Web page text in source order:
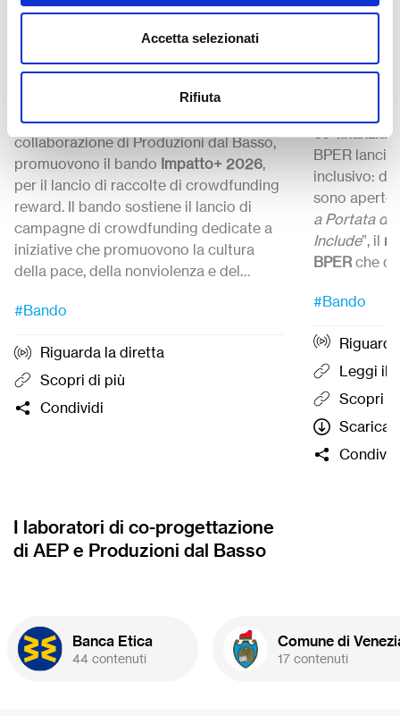
Accetta selezionati
Rifiuta
la Pace” – Call di
crowdfunding del Gruppo
Banca Etica
Banca Etica ed Etica Sgr, con la
collaborazione di Produzioni dal Basso,
promuovono il bando Impatto+ 2026,
per il lancio di raccolte di crowdfunding
reward. Il bando sostiene il lancio di
campagne di crowdfunding dedicate a
iniziative che promuovono la cultura
della pace, della nonviolenza e del
ore 12:00 del
#Bando
Riguarda la diretta
Scopri di più
Condividi
Lo sport
BPER
co-
BPER
inclusivo:
sono aperte
a Portata di
Include”, il
BPER che
sportiva
e ragazzi
formazione
termine del
cinque
12:00.
#Bando
Leggi il
Scopri
Scarica
I laboratori di co-progettazione
di AEP e Produzioni dal Basso
Banca Etica
44 contenuti
Comune di
17 contenuti